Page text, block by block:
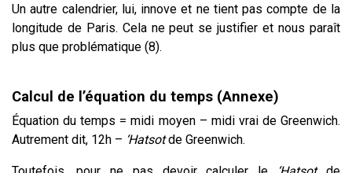
Un autre calendrier, lui, innove et ne tient pas compte de la
longitude de Paris. Cela ne peut se justifier et nous paraît
plus que problématique (8).
Calcul de l’équation du temps (Annexe)
Équation du temps = midi moyen – midi vrai de Greenwich.
Autrement dit, 12h – ‘Hatsotde Greenwich.